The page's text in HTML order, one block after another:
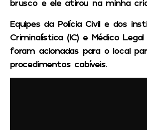
brusco e ele atirou na minha
Equipes da Polícia Civil e dos
Criminalística (IC) e Médico
foram acionadas para o local
procedimentos cabíveis.